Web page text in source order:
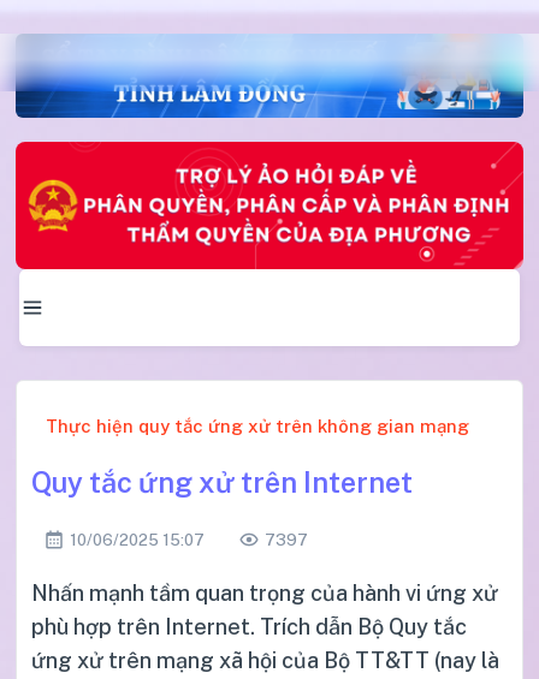
Thực hiện quy tắc ứng xử trên không gian mạng
Quy tắc ứng xử trên Internet
10/06/2025 15:07 7397
Nhấn mạnh tầm quan trọng của hành vi ứng xử
phù hợp trên Internet. Trích dẫn Bộ Quy tắc
ứng xử trên mạng xã hội của Bộ TT&TT (nay là